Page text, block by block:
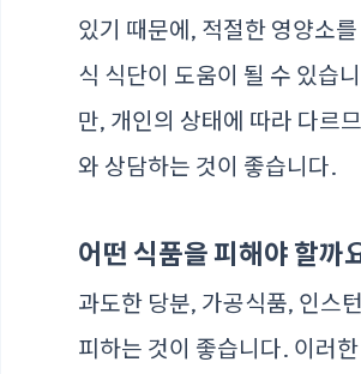
있기 때문에, 적절한 영양소
식 식단이 도움이 될 수 있습
만, 개인의 상태에 따라 다르
와 상담하는 것이 좋습니다.
어떤 식품을 피해야 할까
과도한 당분, 가공식품, 인스
피하는 것이 좋습니다. 이러